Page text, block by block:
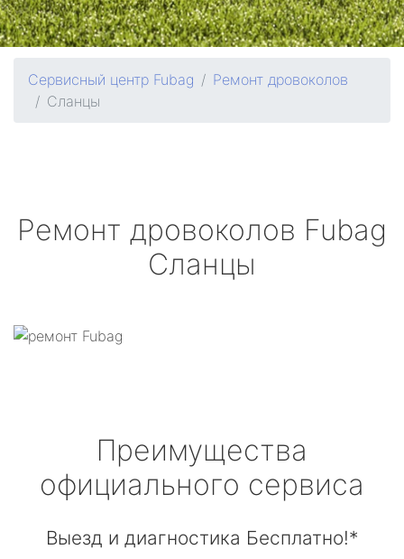
Сервисный центр Fubag
Ремонт дровоколов
Сланцы
Ремонт дровоколов Fubag
Сланцы
Преимущества
официального сервиса
Выезд и диагностика Бесплатно!*